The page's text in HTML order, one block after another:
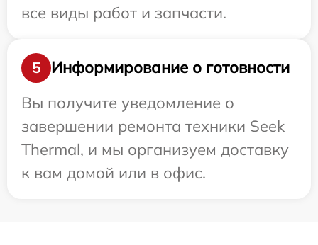
все виды работ и запчасти.
5
Информирование о готовности
Вы получите уведомление о
завершении ремонта техники Seek
Thermal, и мы организуем доставку
к вам домой или в офис.